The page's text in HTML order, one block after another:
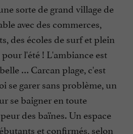
sorte de grand village de
avec des commerces,
des écoles de surf et plein
l'été ! L'ambiance est
… Carcan plage, c'est
se garer sans problème, un
se baigner en toute
des baïnes. Un espace
et confirmés, selon